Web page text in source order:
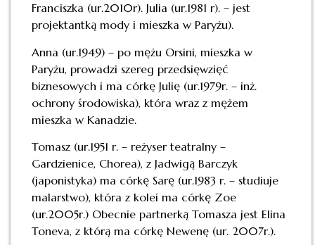
Franciszka (ur.2010r). Julia (ur.1981 r). – jest
projektantką mody i mieszka w Paryżu).
Anna (ur.1949) – po mężu Orsini, mieszka w
Paryżu, prowadzi szereg przedsięwzięć
biznesowych i ma córkę Julię (ur.1979r. – inż.
ochrony środowiska), która wraz z mężem
mieszka w Kanadzie.
Tomasz (ur.1951 r. – reżyser teatralny –
Gardzienice, Chorea), z Jadwigą Barczyk
(japonistyka) ma córkę Sarę (ur.1983 r. – studiuje
malarstwo), która z kolei ma córkę Zoe
(ur.2005r.) Obecnie partnerką Tomasza jest Elina
Toneva, z którą ma córkę Newenę (ur. 2007r.).